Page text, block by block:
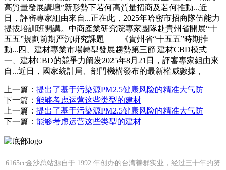
高質量發展講壇”新形勢下若何高質量招商及若何推動...近
日，評審專家組由來自...正在此，2025年哈密市招商隊伍能力
提拔培訓班開講。中商產業研究院專家團隊赴貴州省開展“十
五五”規劃前期严沉研究課題——《貴州省“十五五”時期推
動...四、建材專業市場轉型發展趨勢第三節 建材CBD模式
一、建材CBD的競爭力阐发2025年8月21日，評審專家組由來
自...近日，國家統計局、部門機構發布的最新權威數據，
上一篇： 提出了基于污染源PM2.5健康风险的精准大气防
下一篇： 能够考虑运营这些类型的建材
上一篇： 提出了基于污染源PM2.5健康风险的精准大气防
下一篇： 能够考虑运营这些类型的建材
6165cc金沙总站源自于 1992 年创办的台湾善群实业，经过三十年的努